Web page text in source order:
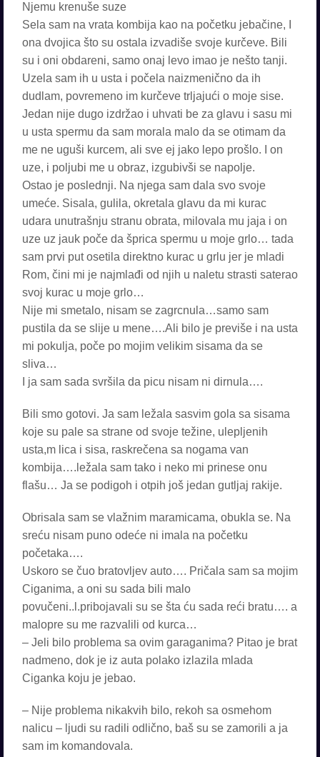
Njemu krenuše suze
Sela sam na vrata kombija kao na početku jebačine, I
ona dvojica što su ostala izvadiše svoje kurčeve. Bili
su i oni obdareni, samo onaj levo imao je nešto tanji.
Uzela sam ih u usta i počela naizmenično da ih
dudlam, povremeno im kurčeve trljajući o moje sise.
Jedan nije dugo izdržao i uhvati be za glavu i sasu mi
u usta spermu da sam morala malo da se otimam da
me ne uguši kurcem, ali sve ej jako lepo prošlo. I on
uze, i poljubi me u obraz, izgubivši se napolje.
Ostao je poslednji. Na njega sam dala svo svoje
umeće. Sisala, gulila, okretala glavu da mi kurac
udara unutrašnju stranu obrata, milovala mu jaja i on
uze uz jauk poče da šprica spermu u moje grlo… tada
sam prvi put osetila direktno kurac u grlu jer je mladi
Rom, čini mi je najmlađi od njih u naletu strasti saterao
svoj kurac u moje grlo…
Nije mi smetalo, nisam se zagrcnula…samo sam
pustila da se slije u mene….Ali bilo je previše i na usta
mi pokulja, poče po mojim velikim sisama da se
sliva…
I ja sam sada svršila da picu nisam ni dirnula….
Bili smo gotovi. Ja sam ležala sasvim gola sa sisama
koje su pale sa strane od svoje težine, ulepljenih
usta,m lica i sisa, raskrečena sa nogama van
kombija….ležala sam tako i neko mi prinese onu
flašu… Ja se podigoh i otpih još jedan gutljaj rakije.
Obrisala sam se vlažnim maramicama, obukla se. Na
sreću nisam puno odeće ni imala na početku
početaka….
Uskoro se čuo bratovljev auto…. Pričala sam sa mojim
Ciganima, a oni su sada bili malo
povučeni..l.pribojavali su se šta ću sada reći bratu…. a
malopre su me razvalili od kurca…
– Jeli bilo problema sa ovim garaganima? Pitao je brat
nadmeno, dok je iz auta polako izlazila mlada
Ciganka koju je jebao.
– Nije problema nikakvih bilo, rekoh sa osmehom
nalicu – ljudi su radili odlično, baš su se zamorili a ja
sam im komandovala.